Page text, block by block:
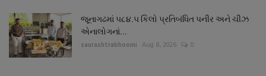
જૂનાગઢમાં ૫૮૪.૫ કિલો પ્રતિબંધિત પનીર અને ચીઝ
એનાલોગનાં...
saurashtrabhoomi Aug 8, 2026 0